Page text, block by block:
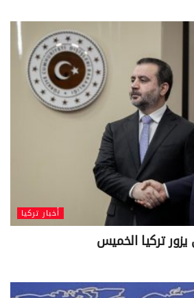
أخبار تركيا
يزور تركيا الخميس